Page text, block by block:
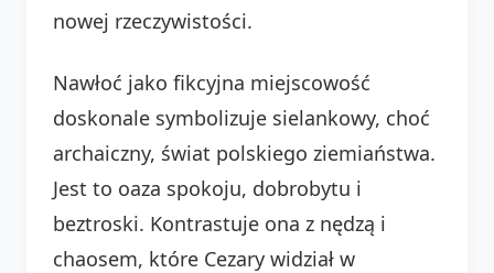
nowej rzeczywistości.
Nawłoć jako fikcyjna miejscowość
doskonale symbolizuje sielankowy, choć
archaiczny, świat polskiego ziemiaństwa.
Jest to oaza spokoju, dobrobytu i
beztroski. Kontrastuje ona z nędzą i
chaosem, które Cezary widział w